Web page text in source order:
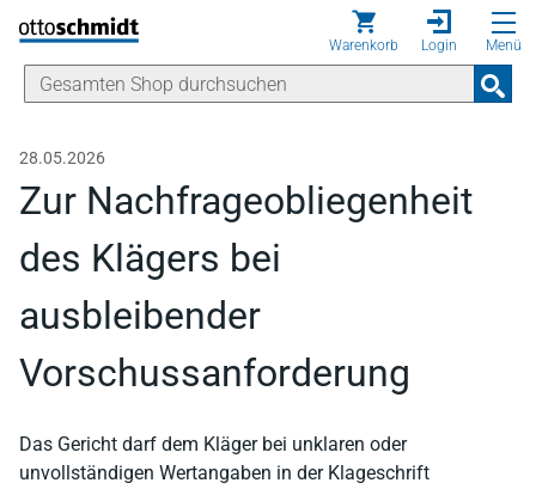
Direkt zum Inhalt
Warenkorb Login Menü
28.05.2026
Zur Nachfrageobliegenheit
des Klägers bei
ausbleibender
Vorschussanforderung
Das Gericht darf dem Kläger bei unklaren oder
unvollständigen Wertangaben in der Klageschrift